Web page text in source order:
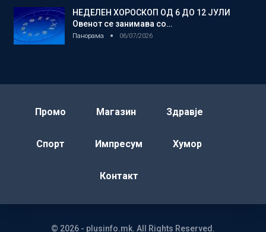
НЕДЕЛЕН ХОРОСКОП ОД 6 ДО 12 ЈУЛИ
Овенот се занимава со…
Панорама 06/07/2026
Промо Магазин Здравје
Спорт Импресум Хумор
Контакт
© 2026 - plusinfo.mk. All Rights Reserved.